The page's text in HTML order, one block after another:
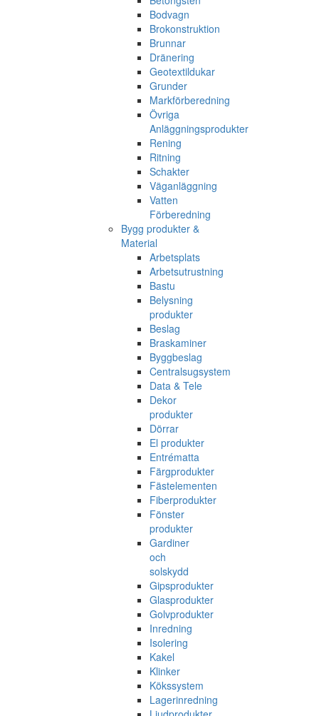
Bodvagn
Brokonstruktion
Brunnar
Dränering
Geotextildukar
Grunder
Markförberedning
Övriga
Anläggningsprodukter
Rening
Ritning
Schakter
Väganläggning
Vatten
Förberedning
Bygg produkter &
Material
Arbetsplats
Arbetsutrustning
Bastu
Belysning
produkter
Beslag
Braskaminer
Byggbeslag
Centralsugsystem
Data & Tele
Dekor
produkter
Dörrar
El produkter
Entrématta
Färgprodukter
Fästelementen
Fiberprodukter
Fönster
produkter
Gardiner
och
solskydd
Gipsprodukter
Glasprodukter
Golvprodukter
Inredning
Isolering
Kakel
Klinker
Kökssystem
Lagerinredning